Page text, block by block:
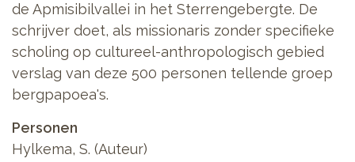
de Apmisibilvallei in het Sterrengebergte. De
schrijver doet, als missionaris zonder specifieke
scholing op cultureel-anthropologisch gebied
verslag van deze 500 personen tellende groep
bergpapoea's.
Personen
Hylkema, S. (Auteur)